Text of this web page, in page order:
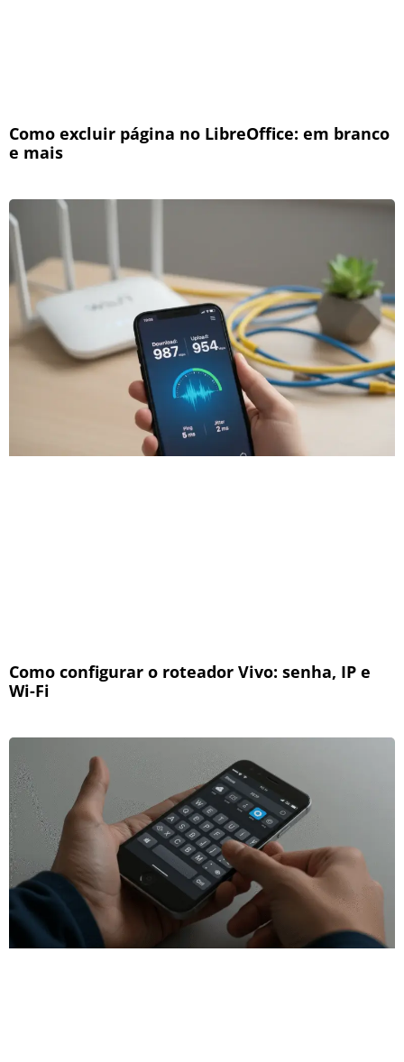
Como excluir página no LibreOffice: em branco
e mais
Como configurar o roteador Vivo: senha, IP e
Wi-Fi